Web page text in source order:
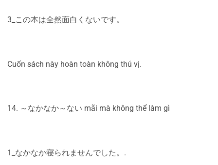
3_この本は全然面白くないです。
Cuốn sách này hoàn toàn không thú vị.
14. ～なかなか～ない mãi mà không thể làm gì
1_なかなか寝られませんでした。.